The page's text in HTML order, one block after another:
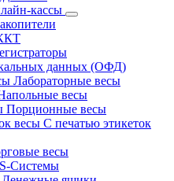
кассы
данных (ОФД)
Лабораторные весы
весы
Порционные весы
С печатью этикеток
весы
Системы